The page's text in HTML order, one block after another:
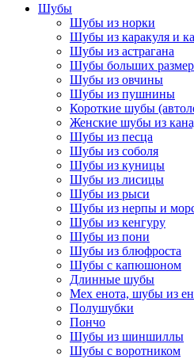
Шубы
Шубы из норки
Шубы из каракуля и
Шубы из астрагана
Шубы больших
Шубы из овчины
Шубы из пушнины
Короткие шубы
Женские шубы из
Шубы из песца
Шубы из соболя
Шубы из куницы
Шубы из лисицы
Шубы из рыси
Шубы из нерпы и
Шубы из кенгуру
Шубы из пони
Шубы из блюфроста
Шубы с капюшоном
Длинные шубы
Мех енота, шубы из
Полушубки
Пончо
Шубы из шиншиллы
Шубы с воротником